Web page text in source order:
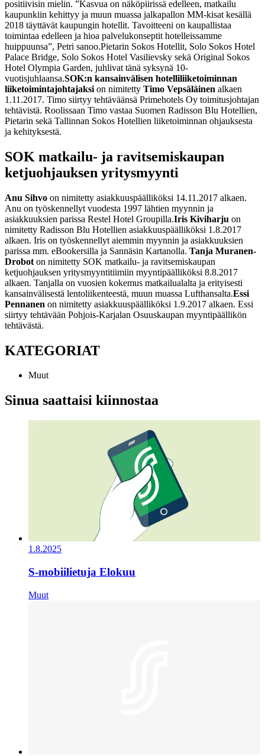
positiivisin mielin. ”Kasvua on näköpiirissä edelleen, matkailu
kaupunkiin kehittyy ja muun muassa jalkapallon MM-kisat kesällä
2018 täyttävät kaupungin hotellit. Tavoitteeni on kaupallistaa
toimintaa edelleen ja hioa palvelukonseptit hotelleissamme
huippuunsa”, Petri sanoo.Pietarin Sokos Hotellit, Solo Sokos Hotel
Palace Bridge, Solo Sokos Hotel Vasilievsky sekä Original Sokos
Hotel Olympia Garden, juhlivat tänä syksynä 10-
vuotisjuhlaansa.SOK:n kansainvälisen hotelliliiketoiminnan
liiketoimintajohtajaksi on nimitetty Timo Vepsäläinen alkaen
1.11.2017. Timo siirtyy tehtäväänsä Primehotels Oy toimitusjohtajan
tehtävistä. Roolissaan Timo vastaa Suomen Radisson Blu Hotellien,
Pietarin sekä Tallinnan Sokos Hotellien liiketoiminnan ohjauksesta
ja kehityksestä.
SOK matkailu- ja ravitsemiskaupan
ketjuohjauksen yritysmyynti
Anu Sihvo on nimitetty asiakkuuspäälliköksi 14.11.2017 alkaen.
Anu on työskennellyt vuodesta 1997 lähtien myynnin ja
asiakkuuksien parissa Restel Hotel Groupilla.Iris Kiviharju on
nimitetty Radisson Blu Hotellien asiakkuuspäälliköksi 1.8.2017
alkaen. Iris on työskennellyt aiemmin myynnin ja asiakkuuksien
parissa mm. eBookersilla ja Sannäsin Kartanolla. Tanja Muranen-
Drobot on nimitetty SOK matkailu- ja ravitsemiskaupan
ketjuohjauksen yritysmyyntitiimiin myyntipäälliköksi 8.8.2017
alkaen. Tanjalla on vuosien kokemus matkailualalta ja erityisesti
kansainvälisestä lentoliikenteestä, muun muassa Lufthansalta.Essi
Pennanen on nimitetty asiakkuuspäälliköksi 1.9.2017 alkaen. Essi
siirtyy tehtävään Pohjois-Karjalan Osuuskaupan myyntipäällikön
tehtävästä.
KATEGORIAT
Muut
Sinua saattaisi kiinnostaa
1.8.2025
S-mobiilietuja Elokuu
Muut